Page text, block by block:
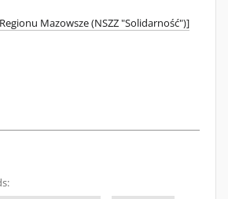
Mazowsze (NSZZ "Solidarność")]